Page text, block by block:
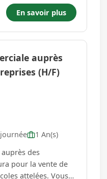
assez variés :
trophées,
En savoir plus
auprès
(H/F)
1 An(s)
pour la vente de
attelées. Vous